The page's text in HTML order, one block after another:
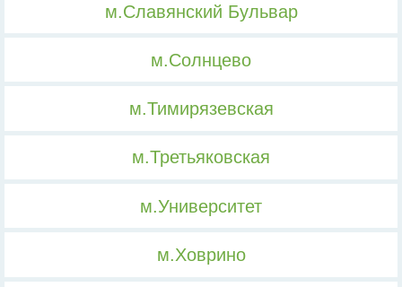
м.Славянский Бульвар
м.Солнцево
м.Тимирязевская
м.Третьяковская
м.Университет
м.Ховрино